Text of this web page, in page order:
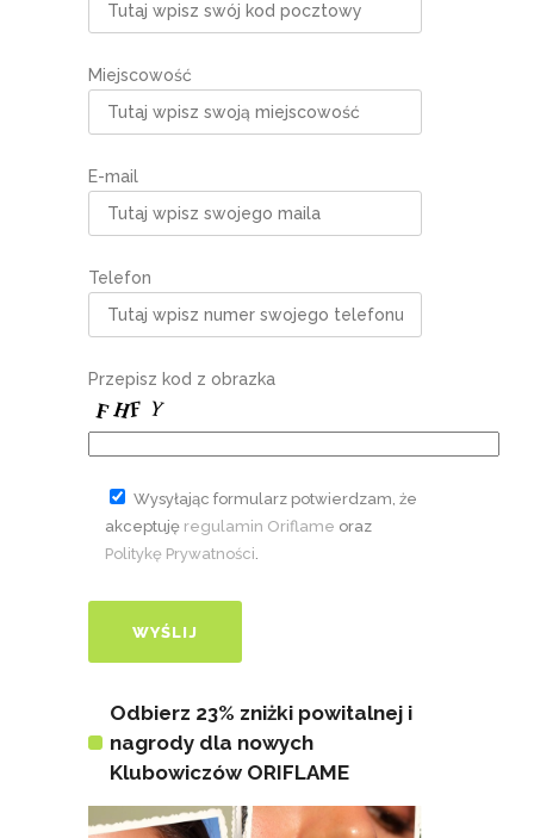
Miejscowość
E-mail
Telefon
Przepisz kod z obrazka
Wysyłając formularz potwierdzam, że
akceptuję regulamin Oriflame oraz
Politykę Prywatności
Odbierz 23% zniżki powitalnej i
nagrody dla nowych
Klubowiczów ORIFLAME